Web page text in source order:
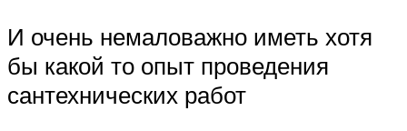
И очень немаловажно иметь хотя
бы какой то опыт проведения
сантехнических работ